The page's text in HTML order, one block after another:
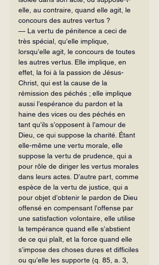
elle, au contraire, quand elle agit, le
concours des autres vertus ?
— La vertu de pénitence a ceci de
très spécial, qu’elle implique,
lorsqu’elle agit, le concours de toutes
les autres vertus. Elle implique, en
effet, la foi à la passion de Jésus-
Christ, qui est la cause de la
rémission des péchés ; elle implique
aussi l’espérance du pardon et la
haine des vices ou des péchés en
tant qu’ils s’opposent à l’amour de
Dieu, ce qui suppose la charité. Étant
elle-même une vertu morale, elle
suppose la vertu de prudence, qui a
pour rôle de diriger les vertus morales
dans leurs actes. D’autre part, comme
espèce de la vertu de justice, qui a
pour objet d’obtenir le pardon de Dieu
offensé en compensant l’offense par
une satisfaction volontaire, elle utilise
la tempérance quand elle s’abstient
de ce qui plaît, et la force quand elle
s’impose des choses dures et difficiles
ou qu’elle les supporte (q. 85, a. 3,